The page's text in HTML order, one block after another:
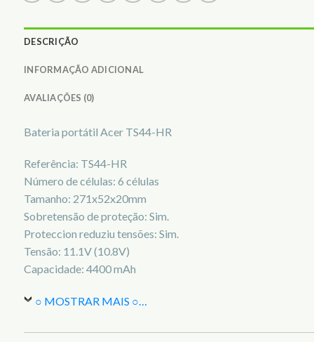
DESCRIÇÃO
INFORMAÇÃO ADICIONAL
AVALIAÇÕES (0)
Bateria portátil Acer TS44-HR
Referência: TS44-HR
Número de células: 6 células
Tamanho: 271x52x20mm
Sobretensão de proteção: Sim.
Proteccion reduziu tensões: Sim.
Tensão: 11.1V (10.8V)
Capacidade: 4400 mAh
○ MOSTRAR MAIS ○…